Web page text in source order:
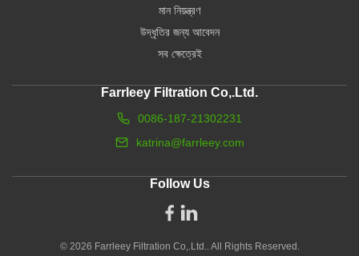
মান নিয়ন্ত্রণ
উদ্ধৃতির জন্য আবেদন
সব ক্ষেত্রেই
Farrleey Filtration Co,.Ltd.
0086-187-21302231
katrina@farrleey.com
Follow Us
© 2026 Farrleey Filtration Co,.Ltd.. All Rights Reserved.